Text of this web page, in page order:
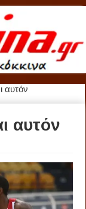
αυτόν
αυτόν